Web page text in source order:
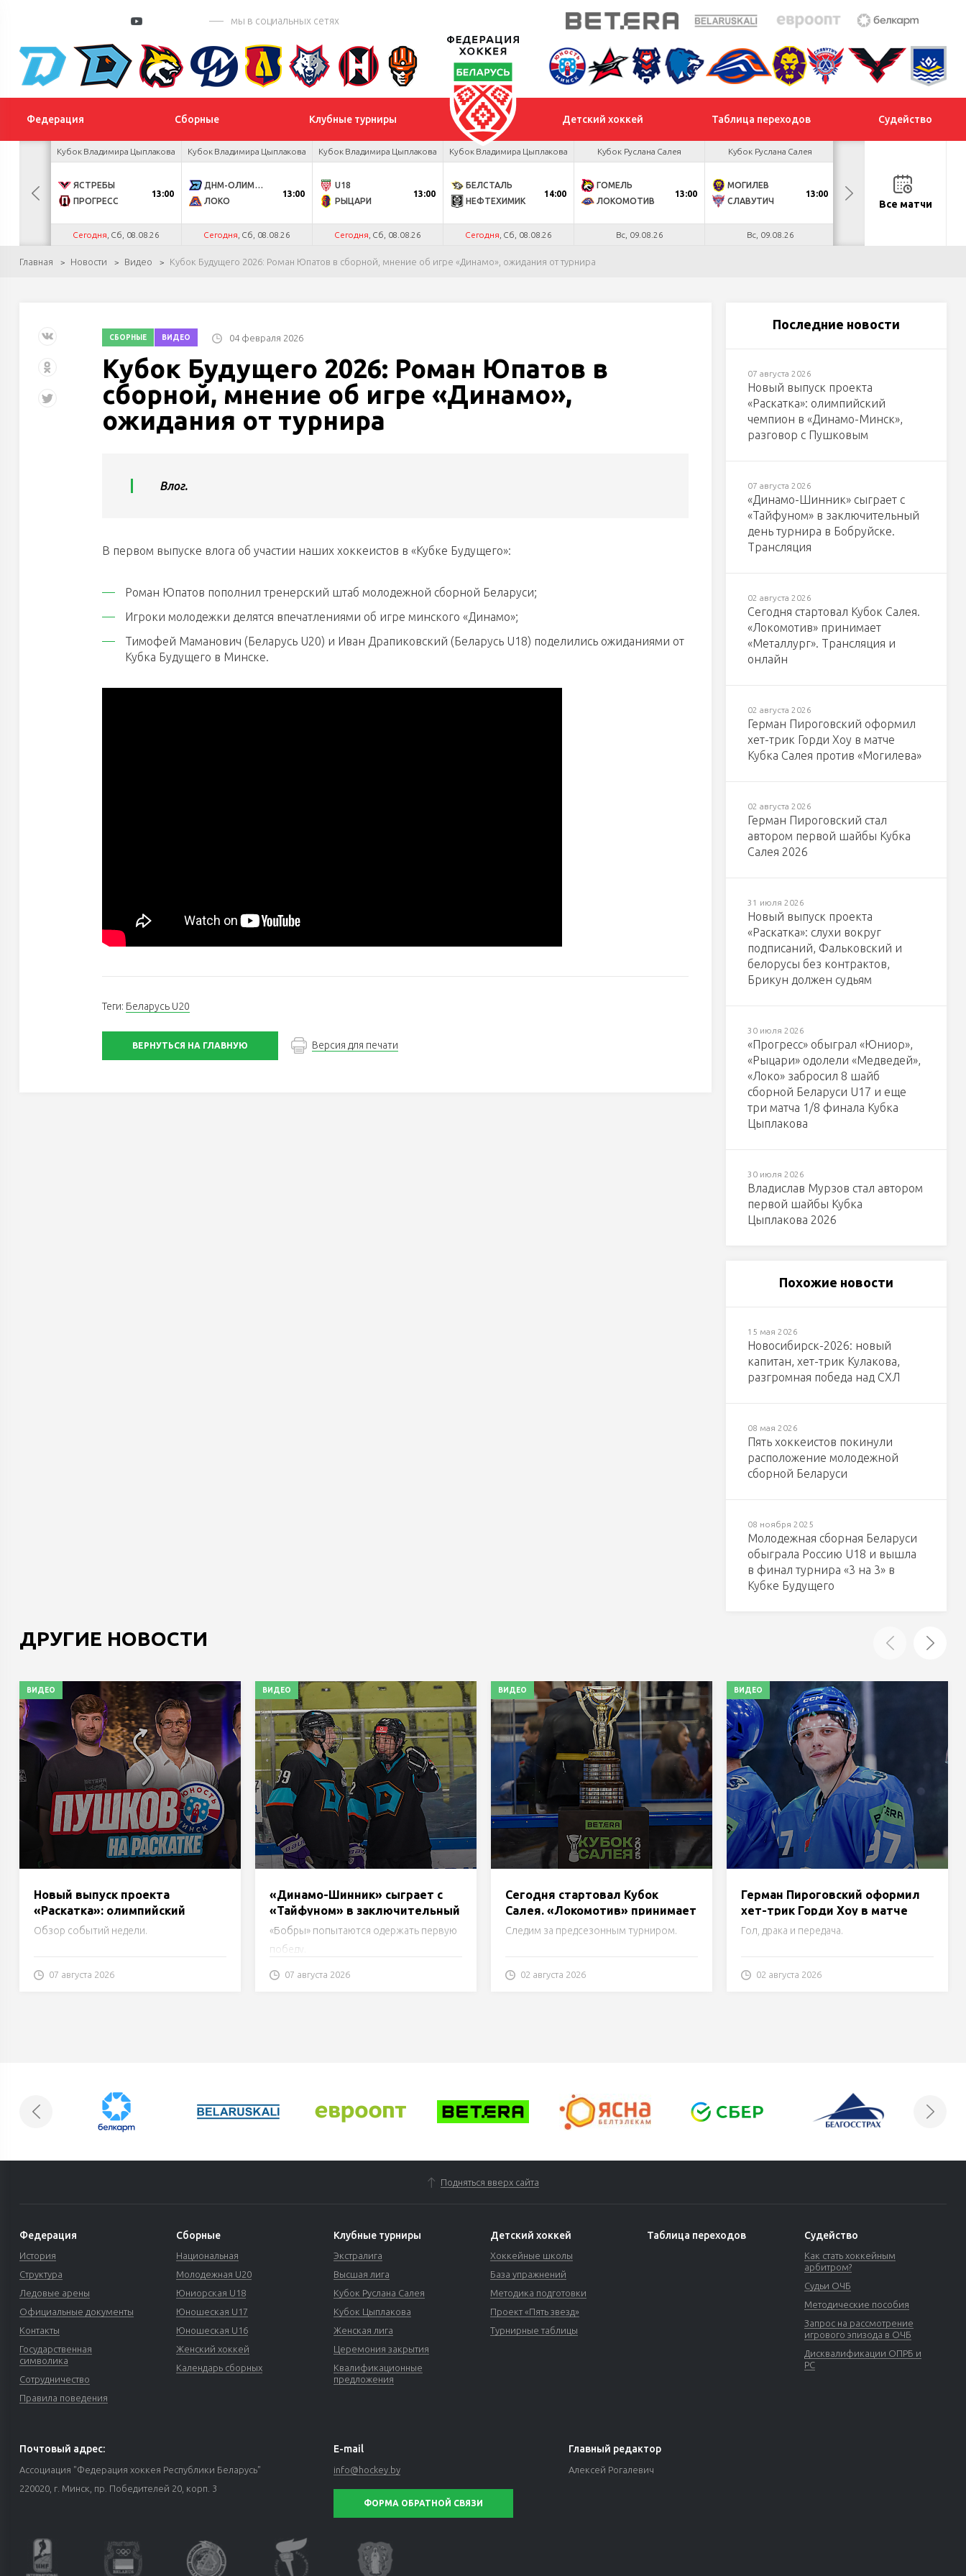
мы в социальных сетях
Федерация Сборные Клубные турниры Детский хоккей Таблица переходов Судейство
Кубок Владимира Цыплакова
ЯСТРЕБЫ
ПРОГРЕСС
13:00
Сегодня , Сб, 08.08.26
Кубок Владимира Цыплакова
ДНМ-ОЛИМПИК
ЛОКО
13:00
Сегодня , Сб, 08.08.26
Кубок Владимира Цыплакова
U18
РЫЦАРИ
13:00
Сегодня , Сб, 08.08.26
Кубок Владимира Цыплакова
БЕЛСТАЛЬ
НЕФТЕХИМИК
14:00
Сегодня , Сб, 08.08.26
Кубок Руслана Салея
ГОМЕЛЬ
ЛОКОМОТИВ
13:00
Вс, 09.08.26
Кубок Руслана Салея
МОГИЛЕВ
СЛАВУТИЧ
13:00
Вс, 09.08.26
МЕТАЛЛУРГ
Все матчи
Главная Новости Видео Кубок Будущего 2026: Роман Юпатов в сборной, мнение об игре «Динамо», ожидания от турнира
СБОРНЫЕ ВИДЕО 04 февраля 2026
Кубок Будущего 2026: Роман Юпатов в
сборной, мнение об игре «Динамо»,
ожидания от турнира
Влог.
В первом выпуске влога об участии наших хоккеистов в «Кубке Будущего»:
Роман Юпатов пополнил тренерский штаб молодежной сборной Беларуси;
Игроки молодежки делятся впечатлениями об игре минского «Динамо»;
Тимофей Маманович (Беларусь U20) и Иван Драпиковский (Беларусь U18) поделились ожиданиями от
Кубка Будущего в Минске.
Теги: Беларусь U20
ВЕРНУТЬСЯ НА ГЛАВНУЮ Версия для печати
Последние новости
07 августа 2026
Новый выпуск проекта
«Раскатка»: олимпийский
чемпион в «Динамо-Минск»,
разговор с Пушковым
07 августа 2026
«Динамо-Шинник» сыграет с
«Тайфуном» в заключительный
день турнира в Бобруйске.
Трансляция
02 августа 2026
Сегодня стартовал Кубок Салея.
«Локомотив» принимает
«Металлург». Трансляция и
онлайн
02 августа 2026
Герман Пироговский оформил
хет-трик Горди Хоу в матче
Кубка Салея против «Могилева»
02 августа 2026
Герман Пироговский стал
автором первой шайбы Кубка
Салея 2026
31 июля 2026
Новый выпуск проекта
«Раскатка»: слухи вокруг
подписаний, Фальковский и
белорусы без контрактов,
Брикун должен судьям
30 июля 2026
«Прогресс» обыграл «Юниор»,
«Рыцари» одолели «Медведей»,
«Локо» забросил 8 шайб
сборной Беларуси U17 и еще
три матча 1/8 финала Кубка
Цыплакова
30 июля 2026
Владислав Мурзов стал автором
первой шайбы Кубка
Цыплакова 2026
Похожие новости
15 мая 2026
Новосибирск-2026: новый
капитан, хет-трик Кулакова,
разгромная победа над СХЛ
08 мая 2026
Пять хоккеистов покинули
расположение молодежной
сборной Беларуси
08 ноября 2025
Молодежная сборная Беларуси
обыграла Россию U18 и вышла
в финал турнира «3 на 3» в
Кубке Будущего
ДРУГИЕ НОВОСТИ
ВИДЕО
Новый выпуск проекта
«Раскатка»: олимпийский
чемпион в «Динамо-Минск»,
Обзор событий недели.
07 августа 2026
ВИДЕО
«Динамо-Шинник» сыграет с
«Тайфуном» в заключительный
день турнира в Бобруйске.
Трансляция
«Бобры» попытаются одержать первую
победу.
07 августа 2026
ВИДЕО
Сегодня стартовал Кубок
Салея. «Локомотив» принимает
«Металлург». Трансляция и
Следим за предсезонным турниром.
02 августа 2026
ВИДЕО
Герман Пироговский оформил
хет-трик Горди Хоу в матче
Кубка Салея против
Гол, драка и передача.
02 августа 2026
Подняться вверх сайта
Федерация
История
Структура
Ледовые арены
Официальные документы
Контакты
Государственная
символика
Сотрудничество
Правила поведения
Сборные
Национальная
Молодежная U20
Юниорская U18
Юношеская U17
Юношеская U16
Женский хоккей
Календарь сборных
Клубные турниры
Экстралига
Высшая лига
Кубок Руслана Салея
Кубок Цыплакова
Женская лига
Церемония закрытия
Квалификационные
предложения
Детский хоккей
Хоккейные школы
База упражнений
Методика подготовки
Проект «Пять звезд»
Турнирные таблицы
Таблица переходов Судейство
Как стать хоккейным
арбитром?
Судьи ОЧБ
Методические пособия
Запрос на рассмотрение
игрового эпизода в ОЧБ
Дисквалификации ОПРБ и
РС
Почтовый адрес:
Ассоциация "Федерация хоккея Республики Беларусь"
220020, г. Минск, пр. Победителей 20, корп. 3
E-mail
info@hockey.by
ФОРМА ОБРАТНОЙ СВЯЗИ
Главный редактор
Алексей Рогалевич